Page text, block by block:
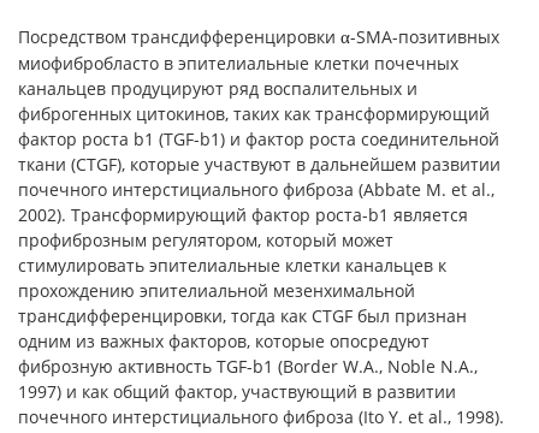
Посредством трансдифференцировки α-SMA-позитивных
миофибробласто в эпителиальные клетки почечных
канальцев продуцируют ряд воспалительных и
фиброгенных цитокинов, таких как трансформирующий
фактор роста b1 (TGF-b1) и фактор роста соединительной
ткани (CTGF), которые участвуют в дальнейшем развитии
почечного интерстициального фиброза (Abbate M. et al.,
2002). Трансформирующий фактор роста-b1 является
профиброзным регулятором, который может
стимулировать эпителиальные клетки канальцев к
прохождению эпителиальной мезенхимальной
трансдифференцировки, тогда как CTGF был признан
одним из важных факторов, которые опосредуют
фиброзную активность TGF-b1 (Border W.A., Noble N.A.,
1997) и как общий фактор, участвующий в развитии
почечного интерстициального фиброза (Ito Y. et al., 1998).